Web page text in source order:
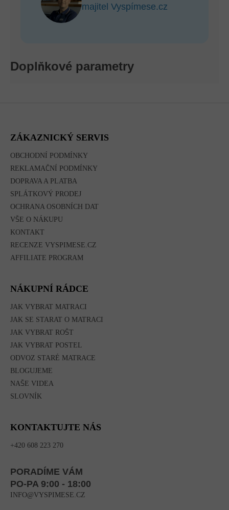
majitel Vyspímese.cz
Doplňkové parametry
ZÁKAZNICKÝ SERVIS
OBCHODNÍ PODMÍNKY
REKLAMAČNÍ PODMÍNKY
DOPRAVA A PLATBA
SPLÁTKOVÝ PRODEJ
OCHRANA OSOBNÍCH DAT
VŠE O NÁKUPU
KONTAKT
RECENZE VYSPIMESE.CZ
AFFILIATE PROGRAM
NÁKUPNÍ RÁDCE
JAK VYBRAT MATRACI
JAK SE STARAT O MATRACI
JAK VYBRAT ROŠT
JAK VYBRAT POSTEL
ODVOZ STARÉ MATRACE
BLOGUJEME
NAŠE VIDEA
SLOVNÍK
KONTAKTUJTE NÁS
+420 608 223 270
PORADÍME VÁM
PO-PA 9:00 - 18:00
INFO@VYSPIMESE.CZ